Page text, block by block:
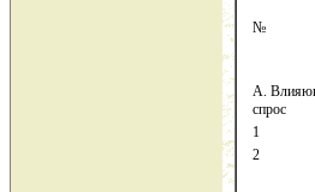
№
А.
спрос
1
2